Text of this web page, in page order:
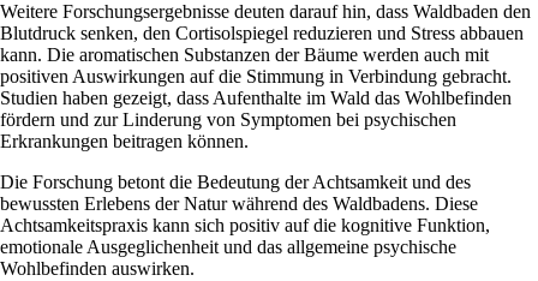
Weitere Forschungsergebnisse deuten darauf hin, dass Waldbaden den
Blutdruck senken, den Cortisolspiegel reduzieren und Stress abbauen
kann. Die aromatischen Substanzen der Bäume werden auch mit
positiven Auswirkungen auf die Stimmung in Verbindung gebracht.
Studien haben gezeigt, dass Aufenthalte im Wald das Wohlbefinden
fördern und zur Linderung von Symptomen bei psychischen
Erkrankungen beitragen können.
Die Forschung betont die Bedeutung der Achtsamkeit und des
bewussten Erlebens der Natur während des Waldbadens. Diese
Achtsamkeitspraxis kann sich positiv auf die kognitive Funktion,
emotionale Ausgeglichenheit und das allgemeine psychische
Wohlbefinden auswirken.